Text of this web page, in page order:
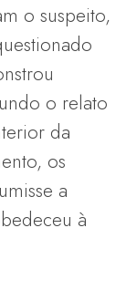
o suspeito,
o relato
da
os
a
à